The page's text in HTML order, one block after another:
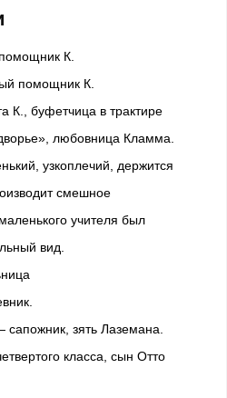
К.
помощник К.
К., буфетчица в трактире
любовница Кламма.
узкоплечий, держится
смешное
учителя был
вид.
сапожник, зять Лаземана.
класса, сын Отто